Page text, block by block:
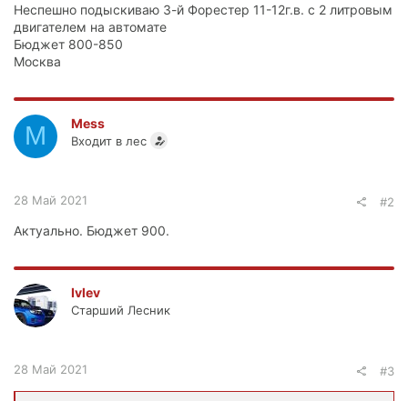
Неспешно подыскиваю 3-й Форестер 11-12г.в. с 2 литровым
двигателем на автомате
Бюджет 800-850
Москва
M Mess
Входит в лес
28 Май 2021 #2
Актуально. Бюджет 900.
Ivlev
Старший Лесник
28 Май 2021 #3